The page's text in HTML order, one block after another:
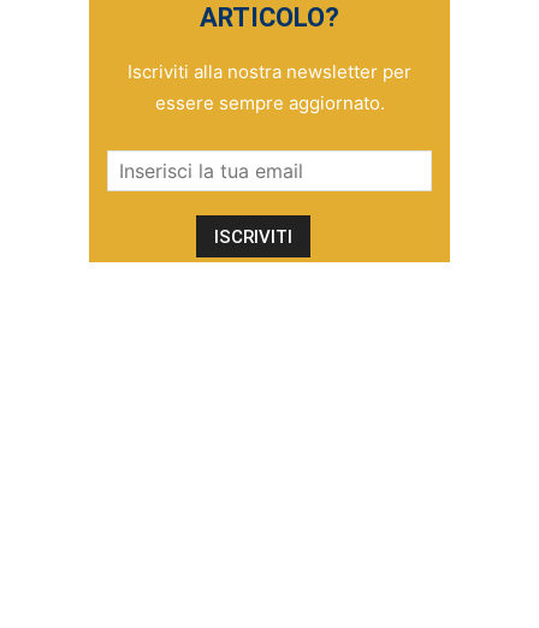
ARTICOLO?
Iscriviti alla nostra newsletter per
essere sempre aggiornato.